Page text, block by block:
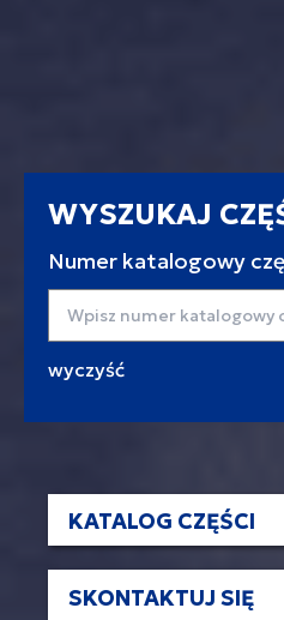
WYSZUKAJ
Numer katalogowy
KATALOG CZĘŚCI
SKONTAKTUJ SIĘ